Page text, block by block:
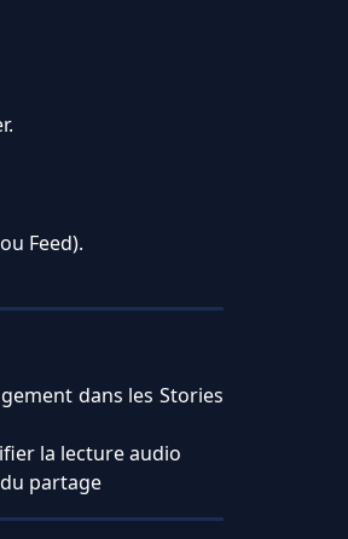
Feed).
dans les Stories
la lecture audio
partage